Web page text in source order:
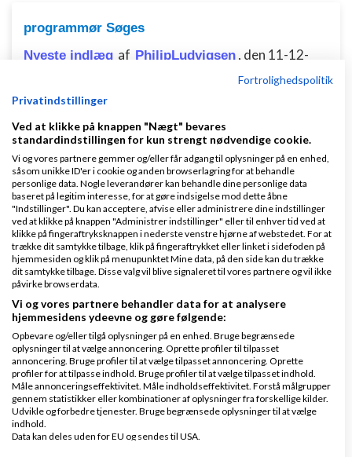
programmør Søges
Nyeste indlæg af PhilipLudvigsen , den 11-12-
Klar lønnen med Danløn
Lav løn på et øjeblik–nemt, sikkert
og billigt. Opret gratis konto.
www.danlon.dk/
Køb en virksomhed
Køb en virksomhed med
kunder og omsætning hos Saxis
www.saxis.dk
Dinero Regnskabsprogram
Fortrolighedspolitik
Privatindstillinger
Ved at klikke på knappen "Nægt" bevares
standardindstillingen for kun strengt nødvendige cookie.
Vi og vores partnere gemmer og/eller får adgang til oplysninger på en enhed,
såsom unikke ID'er i cookie og anden browserlagring for at behandle
personlige data. Nogle leverandører kan behandle dine personlige data
baseret på legitim interesse, for at gøre indsigelse mod dette åbne
"Indstillinger". Du kan acceptere, afvise eller administrere dine indstillinger
ved at klikke på knappen "Administrer indstillinger" eller til enhver tid ved at
klikke på fingeraftryksknappen i nederste venstre hjørne af webstedet. For at
trække dit samtykke tilbage, klik på fingeraftrykket eller linket i sidefoden på
hjemmesiden og klik på menupunktet Mine data, på den side kan du trække
dit samtykke tilbage. Disse valg vil blive signaleret til vores partnere og vil ikke
påvirke browserdata.
Vi og vores partnere behandler data for at analysere
hjemmesidens ydeevne og gøre følgende:
Opbevare og/eller tilgå oplysninger på en enhed. Bruge begrænsede
oplysninger til at vælge annoncering. Oprette profiler til tilpasset
annoncering. Bruge profiler til at vælge tilpasset annoncering. Oprette
profiler for at tilpasse indhold. Bruge profiler til at vælge tilpasset indhold.
Måle annonceringseffektivitet. Måle indholdseffektivitet. Forstå målgrupper
gennem statistikker eller kombinationer af oplysninger fra forskellige kilder.
Udvikle og forbedre tjenester. Bruge begrænsede oplysninger til at vælge
indhold.
Data kan deles uden for EU og sendes til USA.